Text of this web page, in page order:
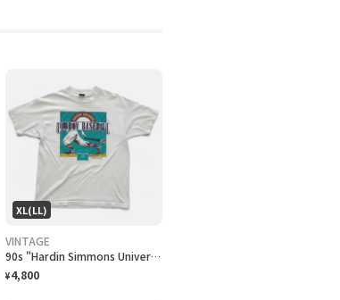
XL(LL)
VINTAGE
90s "Hardin Simmons University Cowboy Baseball" T-Shirt ハーディン シモンズ大学 カウボーイズベースボール Tシャツ [XL]
¥4,800